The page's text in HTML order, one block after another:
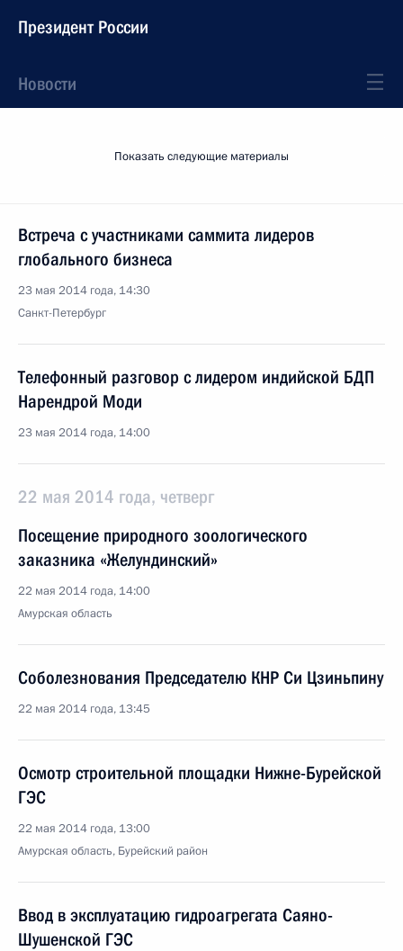
Президент России
Новости
Показать следующие материалы
Встреча с участниками саммита лидеров
глобального бизнеса
23 мая 2014 года, 14:30
Санкт-Петербург
Телефонный разговор с лидером индийской БДП
Нарендрой Моди
23 мая 2014 года, 14:00
22 мая 2014 года, четверг
Посещение природного зоологического
заказника «Желундинский»
22 мая 2014 года, 14:00
Амурская область
Соболезнования Председателю КНР Си Цзиньпину
22 мая 2014 года, 13:45
Осмотр строительной площадки Нижне-Бурейской
ГЭС
22 мая 2014 года, 13:00
Амурская область, Бурейский район
Ввод в эксплуатацию гидроагрегата Саяно-
Шушенской ГЭС